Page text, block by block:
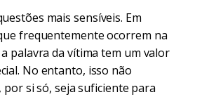
mais sensíveis. Em
frequentemente ocorrem na
palavra da vítima tem um valor
No entanto, isso não
por si só, seja suficiente para